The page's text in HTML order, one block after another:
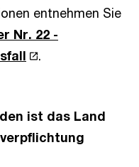
entnehmen Sie
Nr. 22 -
.
ist das Land